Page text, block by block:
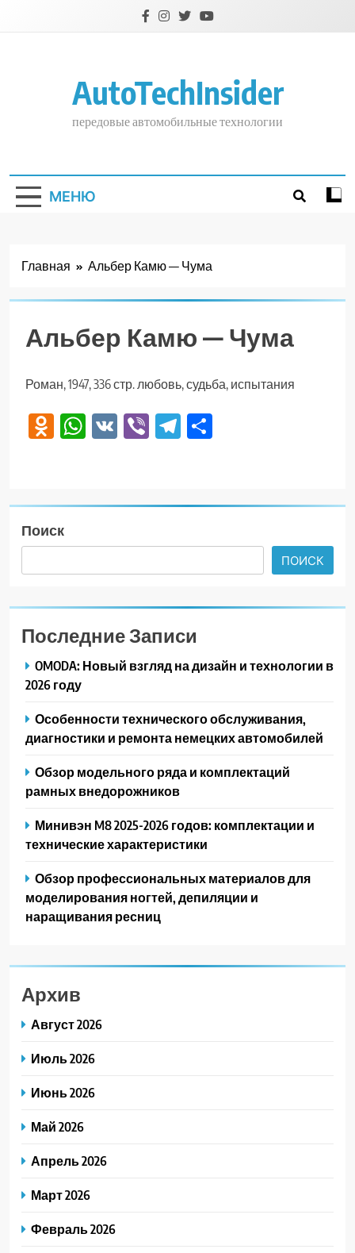
AutoTechInsider
передовые автомобильные технологии
МЕНЮ
Главная Альбер Камю — Чума
Альбер Камю — Чума
Роман, 1947, 336 стр. любовь, судьба, испытания
Odnoklassniki
WhatsApp
VK ViberTelegram
Поиск
ПОИСК
Последние Записи
OMODA: Новый взгляд на дизайн и технологии в
2026 году
Особенности технического обслуживания,
диагностики и ремонта немецких автомобилей
Обзор модельного ряда и комплектаций
рамных внедорожников
Минивэн M8 2025-2026 годов: комплектации и
технические характеристики
Обзор профессиональных материалов для
моделирования ногтей, депиляции и
наращивания ресниц
Архив
Август 2026
Июль 2026
Июнь 2026
Май 2026
Апрель 2026
Март 2026
Февраль 2026